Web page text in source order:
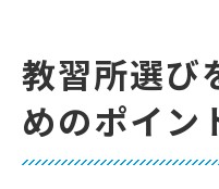
教習所選び
めのポイン